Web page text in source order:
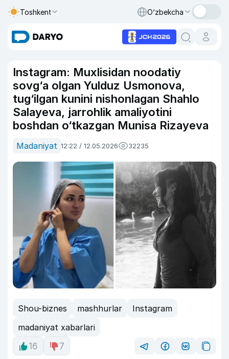
Toshkent O‘zbekcha
Instagram: Muxlisidan noodatiy
sovg‘a olgan Yulduz Usmonova,
tug‘ilgan kunini nishonlagan Shahlo
Salayeva, jarrohlik amaliyotini
boshdan o‘tkazgan Munisa Rizayeva
Madaniyat 12:22 / 12.05.2026 32235
Shou-biznes mashhurlar
Instagram
madaniyat xabarlari
16
7